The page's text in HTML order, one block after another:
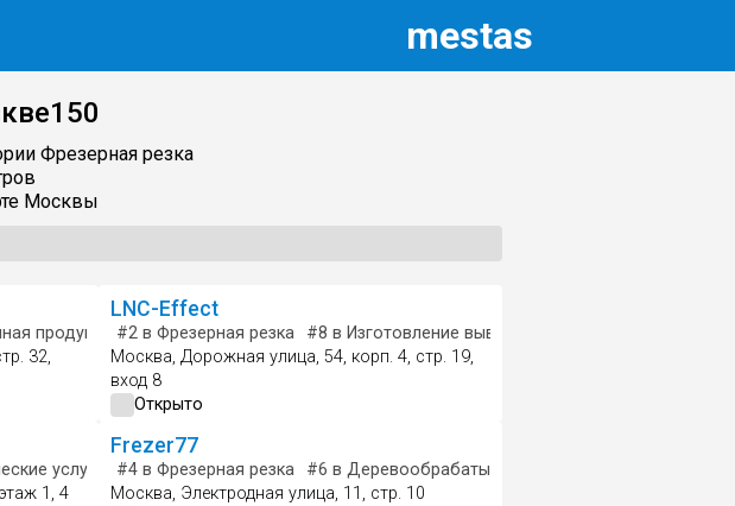
mestas
150
Фрезерная резка
Москвы
продукция #10в Широкоформатная печать
32,
LNC-Effect
#2 в Фрезерная резка #8 в Изготовление вывесок
Москва, Дорожная улица, 54, корп. 4, стр. 19,
вход 8
Открыто
услуги
Широкоформатная печать
1, 4
Frezer77
#4 в Фрезерная резка #6 в Деревообрабатывающее предприятие
Москва, Электродная улица, 11, стр. 10